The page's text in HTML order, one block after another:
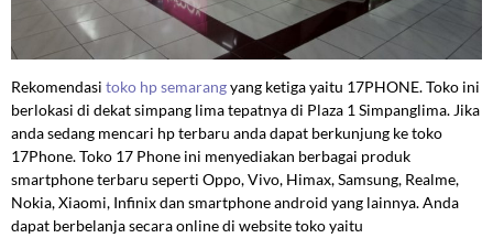
Rekomendasi toko hp semarangyang ketiga yaitu 17PHONE. Toko ini
berlokasi di dekat simpang lima tepatnya di Plaza 1 Simpanglima. Jika
anda sedang mencari hp terbaru anda dapat berkunjung ke toko
17Phone. Toko 17 Phone ini menyediakan berbagai produk
smartphone terbaru seperti Oppo, Vivo, Himax, Samsung, Realme,
Nokia, Xiaomi, Infinix dan smartphone android yang lainnya. Anda
dapat berbelanja secara online di website toko yaitu